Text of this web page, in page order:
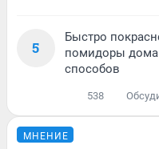
5
Быстро
помидоры
способов
538
МНЕНИЕ